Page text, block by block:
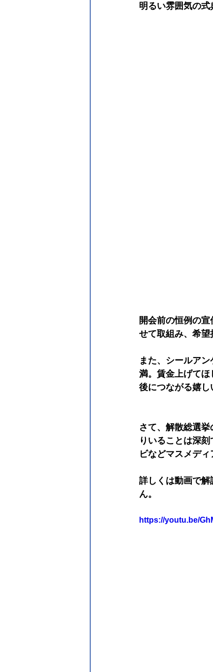
明るい雰囲気の式
開会前の恒例の
せて取組み、希望
また、シールア
満。賃金上げて
後につながる嬉し
さて、解散総選
りいることは深
ビなどマスメディ
詳しくは動画で
ん。
https://youtu.be/